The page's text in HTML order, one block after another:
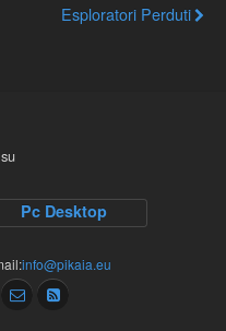
Esploratori Perduti
Pc Desktop
info@pikaia.eu